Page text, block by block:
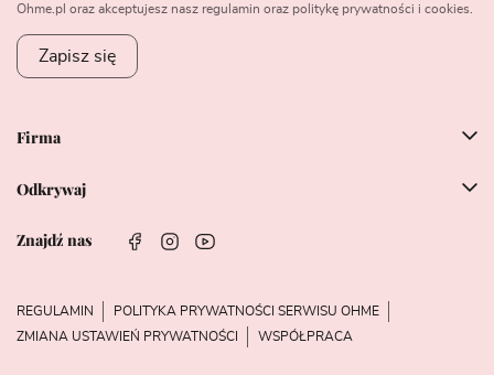
Firma
Odkrywaj
Znajdź nas
Ohme.pl oraz akceptujesz nasz regulamin oraz politykę prywatności i cookies.
Zapisz się
REGULAMIN
POLITYKA PRYWATNOŚCI SERWISU OHME
ZMIANA USTAWIEŃ PRYWATNOŚCI
WSPÓŁPRACA